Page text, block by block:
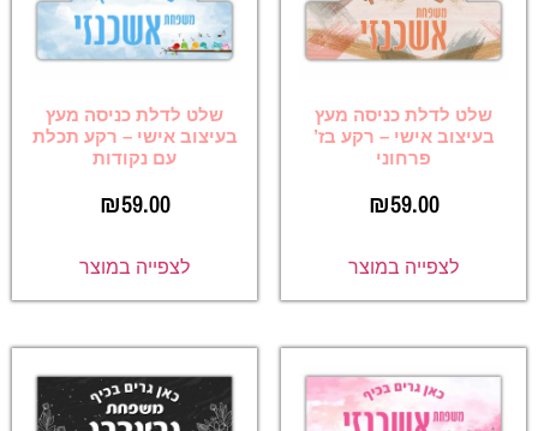
שלט לדלת כניסה מעץ
בעיצוב אישי – רקע בז’
פרחוני
₪59.00
לצפייה במוצר
שלט לדלת כניסה מעץ
בעיצוב אישי – רקע תכלת
עם נקודות
₪59.00
לצפייה במוצר